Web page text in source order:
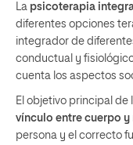
La psicoterapia
diferentes opciones
integrador de
conductual y
cuenta los aspectos
El objetivo principal
vínculo entre cuerpo y
persona y el correcto